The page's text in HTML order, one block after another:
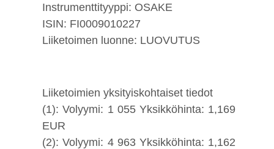
Instrumenttityyppi: OSAKE
ISIN: FI0009010227
Liiketoimen luonne: LUOVUTUS
Liiketoimien yksityiskohtaiset tiedot
(1): Volyymi: 1 055 Yksikköhinta: 1,169
EUR
(2): Volyymi: 4 963 Yksikköhinta: 1,162